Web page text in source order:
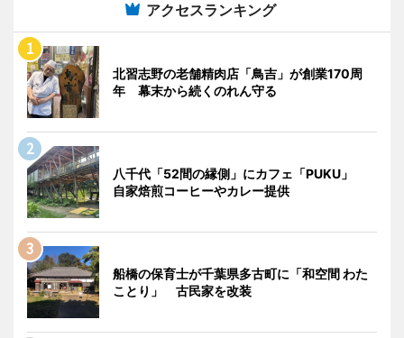
アクセスランキング
北習志野の老舗精肉店「鳥吉」が創業170周
年 幕末から続くのれん守る
八千代「52間の縁側」にカフェ「PUKU」
自家焙煎コーヒーやカレー提供
船橋の保育士が千葉県多古町に「和空間 わた
ことり」 古民家を改装